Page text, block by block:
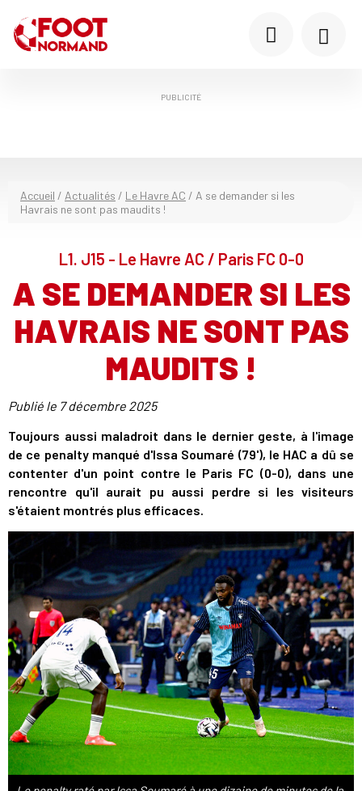
PUBLICITÉ
Accueil / Actualités / Le Havre AC / A se demander si les
Havrais ne sont pas maudits !
L1. J15 - Le Havre AC / Paris FC 0-0
A SE DEMANDER SI LES
HAVRAIS NE SONT PAS
MAUDITS !
Publié le 7 décembre 2025
Toujours aussi maladroit dans le dernier geste, à l'image
de ce penalty manqué d'Issa Soumaré (79'), le HAC a dû se
contenter d'un point contre le Paris FC (0-0), dans une
rencontre qu'il aurait pu aussi perdre si les visiteurs
s'étaient montrés plus efficaces.